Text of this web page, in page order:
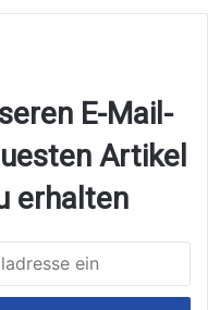
E-Mail-
Artikel
erhalten